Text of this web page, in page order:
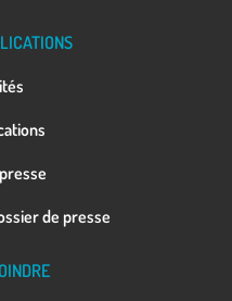
de presse